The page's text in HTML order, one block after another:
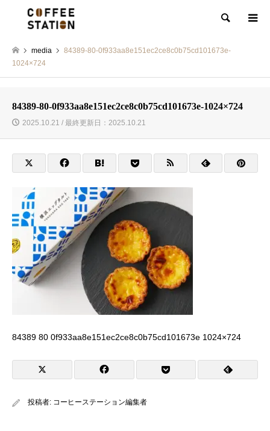
検索
media
84389-80-0f933aa8e151ec2ce8c0b75cd101673e-
1024×724
84389-80-0f933aa8e151ec2ce8c0b75cd101673e-1024×724
2025.10.21 / 最終更新日：2025.10.21
84389 80 0f933aa8e151ec2ce8c0b75cd101673e 1024×724
投稿者: コーヒーステーション編集者